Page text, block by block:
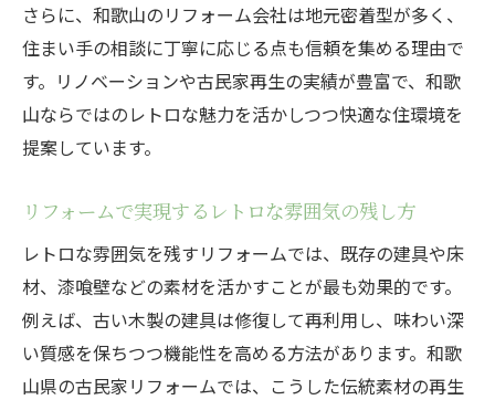
レトロリフォームで叶えるおしゃれな空間
提案
リノベーションでレトロ感を演出する工夫
リフォーム専門家が語るレトロの魅力と活
用法
レトロスタイルを活かす素材選びと配色の
リフォームとリノベーションで違いを知る
さらに、和歌山のリフォーム会社は地元密着型が多く、
住まい手の相談に丁寧に応じる点も信頼を集める理由で
す。リノベーションや古民家再生の実績が豊富で、和歌
山ならではのレトロな魅力を活かしつつ快適な住環境を
提案しています。
リフォームで実現するレトロな雰囲気の残し方
レトロな雰囲気を残すリフォームでは、既存の建具や床
材、漆喰壁などの素材を活かすことが最も効果的です。
例えば、古い木製の建具は修復して再利用し、味わい深
い質感を保ちつつ機能性を高める方法があります。和歌
山県の古民家リフォームでは、こうした伝統素材の再生